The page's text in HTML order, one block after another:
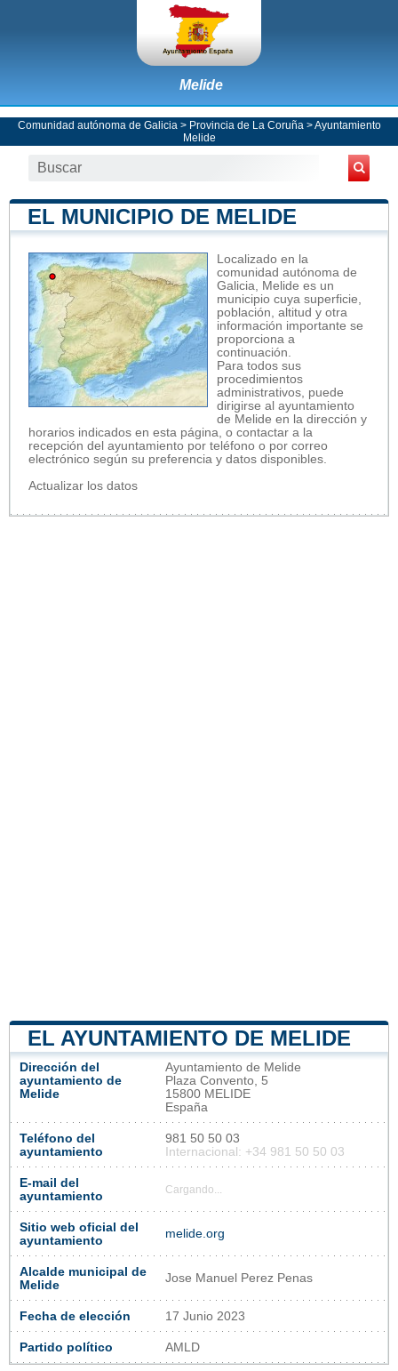
Melide
Comunidad autónoma de Galicia > Provincia de La Coruña >Ayuntamiento
Melide
EL MUNICIPIO DE MELIDE
Localizado en la
comunidad autónoma de
Galicia, Melide es un
municipio cuya superficie,
población, altitud y otra
información importante se
proporciona a
continuación.
Para todos sus
procedimientos
administrativos, puede
dirigirse al ayuntamiento
de Melide en la dirección y
horarios indicados en esta página, o contactar a la
recepción del ayuntamiento por teléfono o por correo
electrónico según su preferencia y datos disponibles.
Actualizar los datos
EL AYUNTAMIENTO DE MELIDE
Dirección del
ayuntamiento de
Melide
Ayuntamiento de Melide
Plaza Convento, 5
15800 MELIDE
España
Teléfono del
ayuntamiento
981 50 50 03
Internacional: +34 981 50 50 03
E-mail del
ayuntamiento
Cargando...
Sitio web oficial del
ayuntamiento
melide.org
Alcalde municipal de
Melide
Jose Manuel Perez Penas
Fecha de elección 17 Junio 2023
Partido político AMLD